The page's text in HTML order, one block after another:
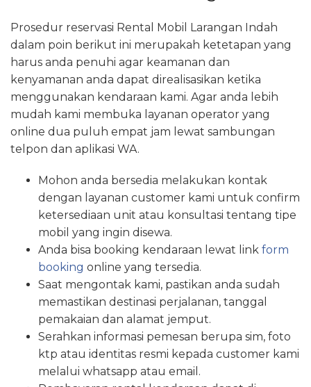
Prosedur reservasi Rental Mobil Larangan Indah
dalam poin berikut ini merupakah ketetapan yang
harus anda penuhi agar keamanan dan
kenyamanan anda dapat direalisasikan ketika
menggunakan kendaraan kami. Agar anda lebih
mudah kami membuka layanan operator yang
online dua puluh empat jam lewat sambungan
telpon dan aplikasi WA.
Mohon anda bersedia melakukan kontak
dengan layanan customer kami untuk confirm
ketersediaan unit atau konsultasi tentang tipe
mobil yang ingin disewa.
Anda bisa booking kendaraan lewat link form
booking online yang tersedia.
Saat mengontak kami, pastikan anda sudah
memastikan destinasi perjalanan, tanggal
pemakaian dan alamat jemput.
Serahkan informasi pemesan berupa sim, foto
ktp atau identitas resmi kepada customer kami
melalui whatsapp atau email.